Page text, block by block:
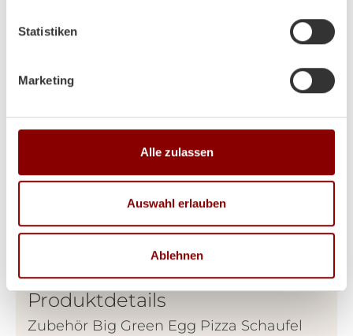
Statistiken
Marketing
Alle zulassen
Auswahl erlauben
Ablehnen
Produktdetails
Zubehör Big Green Egg Pizza Schaufel